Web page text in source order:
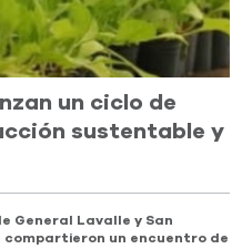
un ciclo de
sustentable y
General Lavalle y San
compartieron un encuentro de